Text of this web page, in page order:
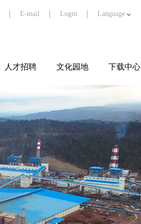
E-mail Login Language
人才招聘 文化园地 下载中心